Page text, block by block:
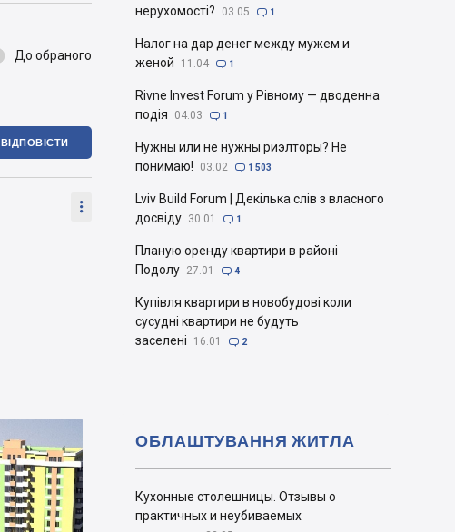
До обраного
ВІДПОВІСТИ

нерухомості?
03.05  1
Налог на дар денег между мужем и
женой
11.04  1
Rivne Invest Forum у Рівному — дводенна
подія
04.03  1
Нужны или не нужны риэлторы? Не
понимаю!
03.02  1 503
Lviv Build Forum | Декілька слів з власного
досвіду 30.01  1
Планую оренду квартири в районі
Подолу 27.01  4
Купівля квартири в новобудові коли
сусудні квартири не будуть
заселені
16.01  2
Кухонные столешницы. Отзывы о
практичных и неубиваемых
ОБЛАШТУВАННЯ ЖИТЛА